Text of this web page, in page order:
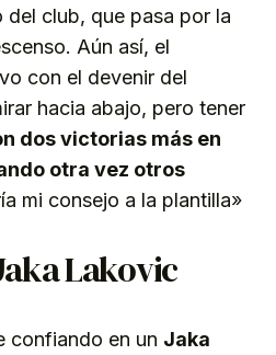
club, que pasa por la
Aún así, el
con el devenir del
hacia abajo, pero tener
dos victorias más en
otra vez otros
mi consejo a la plantilla»
Lakovic
confiando en un Jaka